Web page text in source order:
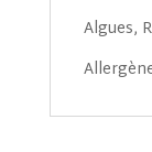
Algues,